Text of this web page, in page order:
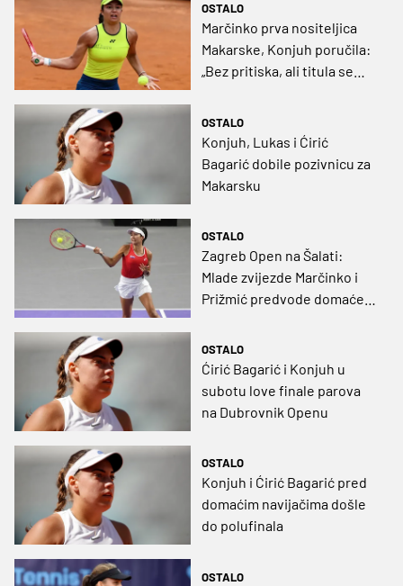
OSTALO
Marčinko prva nositeljica
Makarske, Konjuh poručila:
„Bez pritiska, ali titula se
OSTALO
Konjuh, Lukas i Ćirić
Bagarić dobile pozivnicu za
Makarsku
OSTALO
Zagreb Open na Šalati:
Mlade zvijezde Marčinko i
Prižmić predvode domaće
OSTALO
Ćirić Bagarić i Konjuh u
subotu love finale parova
na Dubrovnik Openu
OSTALO
Konjuh i Ćirić Bagarić pred
domaćim navijačima došle
do polufinala
OSTALO